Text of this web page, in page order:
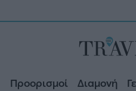
Προορισμοί Διαμονή